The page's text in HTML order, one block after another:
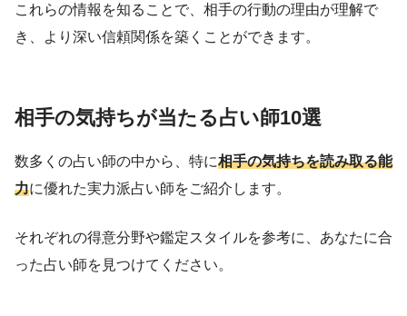
これらの情報を知ることで、相手の行動の理由が理解で
き、より深い信頼関係を築くことができます。
相手の気持ちが当たる占い師10選
数多くの占い師の中から、特に相手の気持ちを読み取る能
力に優れた実力派占い師をご紹介します。
それぞれの得意分野や鑑定スタイルを参考に、あなたに合
った占い師を見つけてください。